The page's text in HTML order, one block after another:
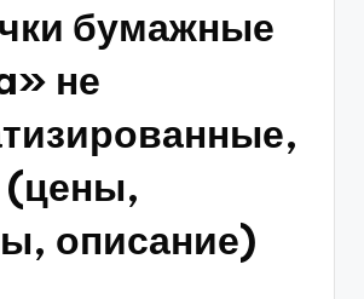
бумажные
не
(цены,
описание)